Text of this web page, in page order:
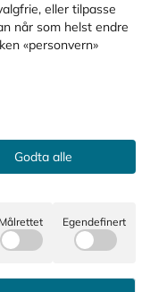
SÅ OGSÅ
eller tilpasse
når som helst endre
«personvern»
Godta alle
Målrettet Egendefinert